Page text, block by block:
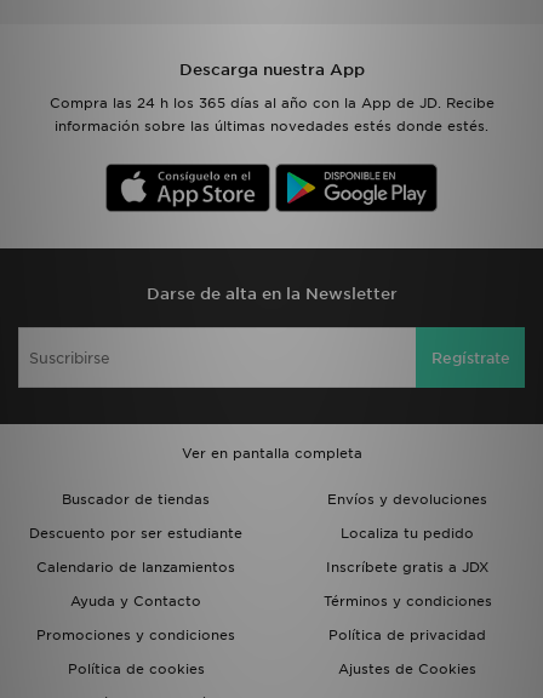
Descarga nuestra App
Compra las 24 h los 365 días al año con la App de JD. Recibe
información sobre las últimas novedades estés donde estés.
Darse de alta en la Newsletter
Regístrate
Ver en pantalla completa
Buscador de tiendas
Envíos y devoluciones
Descuento por ser estudiante
Localiza tu pedido
Calendario de lanzamientos
Inscríbete gratis a JDX
Ayuda y Contacto
Términos y condiciones
Promociones y condiciones
Política de privacidad
Política de cookies
Ajustes de Cookies